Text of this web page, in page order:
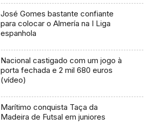
José Gomes bastante confiante
para colocar o Almería na I Liga
espanhola
Nacional castigado com um jogo à
porta fechada e 2 mil 680 euros
(vídeo)
Marítimo conquista Taça da
Madeira de Futsal em juniores